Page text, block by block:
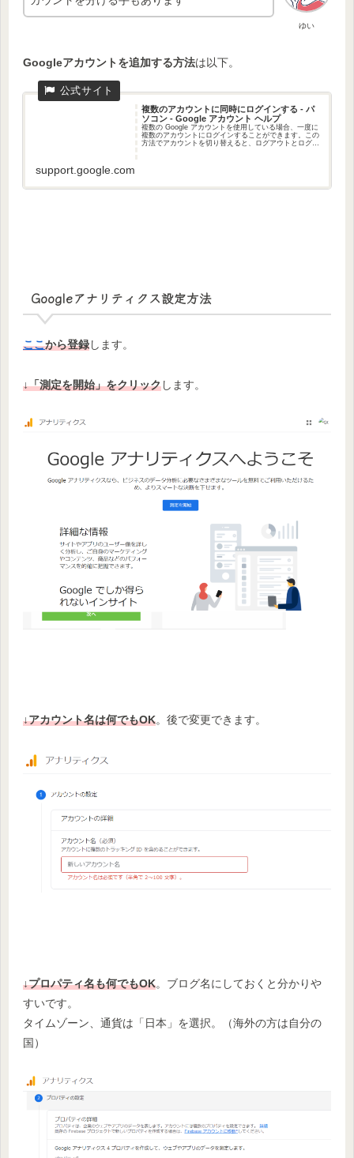
ゆい
Googleアカウントを追加する方法は以下。
複数のアカウントに同時にログインする - パ
ソコン - Google アカウント ヘルプ
複数の Google アカウントを使用している場合、一度に
複数のアカウントにログインすることができます。この
方法でアカウントを切り替えると、ログアウトとログイ
support.google.com
Googleアナリティクス設定方法
ここから登録します。
↓「測定を開始」をクリックします。
↓アカウント名は何でもOK。後で変更できます。
↓プロパティ名も何でもOK。ブログ名にしておくと分かりや
すいです。
タイムゾーン、通貨は「日本」を選択。（海外の方は自分の
国）